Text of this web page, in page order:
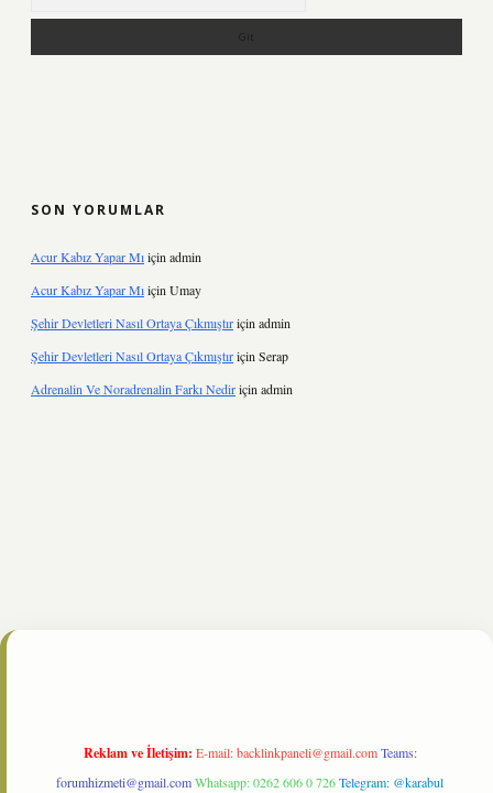
SON YORUMLAR
Acur Kabız Yapar Mıiçin admin
Acur Kabız Yapar Mıiçin Umay
Şehir Devletleri Nasıl Ortaya Çıkmıştıriçin admin
Şehir Devletleri Nasıl Ortaya Çıkmıştıriçin Serap
Adrenalin Ve Noradrenalin Farkı Nediriçin admin
hiltonbet
Reklam ve İletişim: E-mail:backlinkpaneli@gmail.com Teams:
forumhizmeti@gmail.comWhatsapp: 0262 606 0 726Telegram: @karabul